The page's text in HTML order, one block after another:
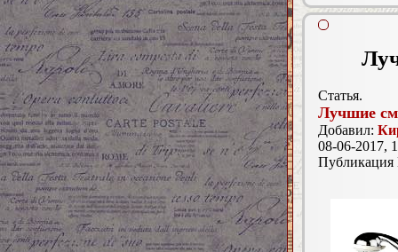
Статья.
Лучшие
Добавил:
08-06-2017,